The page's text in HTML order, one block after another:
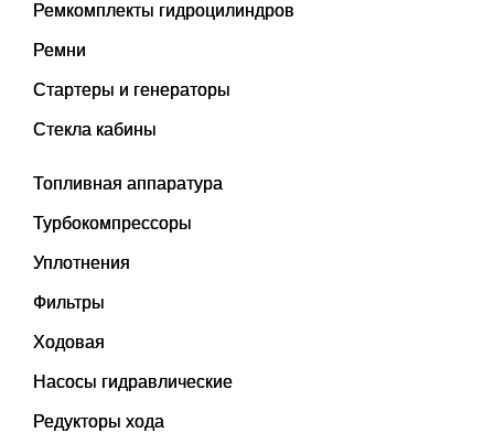
Ремкомплекты гидроцилиндров
Ремни
Стартеры и генераторы
Стекла кабины
Топливная аппаратура
Турбокомпрессоры
Уплотнения
Фильтры
Ходовая
Насосы гидравлические
Редукторы хода